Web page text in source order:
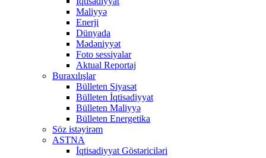
Maliyyə
Enerji
Dünyada
Mədəniyyət
Foto sessiyalar
Aktual Reportaj
Buraxılışlar
Bülleten Siyasət
Bülleten İqtisadiyyat
Bülleten Maliyyə
Bülleten Energetika
Söz istəyirəm
ASTNA
İqtisadiyyat Göstəriciləri